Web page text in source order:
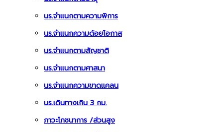
นร.จำแนกตามความพิการ
นร.จำแนกความด้อยโอกาส
นร.จำแนกตามสัญชาติ
นร.จำแนกตามศาสนา
นร.จำแนกความขาดแคลน
นร.เดินทางเกิน 3 กม.
ภาวะโภชนาการ /ส่วนสูง